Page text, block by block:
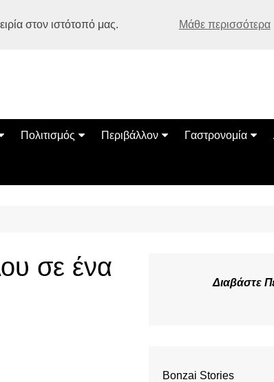
στον ιστότοπό μας. Μάθε περισσότερα
Πολιτισμός
Εκδηλώσεις
Αρχιτεκτονική
Bonsai Stories
Περιβάλλον
Οικολογία
Γαστρονομία
Συνταγές
σε ένα
Διαβάστε
Bonzai Stories